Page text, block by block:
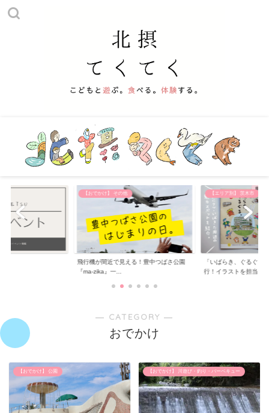
【おでかけ】 その他
飛行機が間近で見える！豊中つばさ公園
『ma-zika』一...
【エリア別】 茨木市
「いばらき、ぐるぐる
行！イラストを担当...
― CATEGORY ―
おでかけ
【おでかけ】 公園 【おでかけ】 川遊び・釣り・バーベキュー